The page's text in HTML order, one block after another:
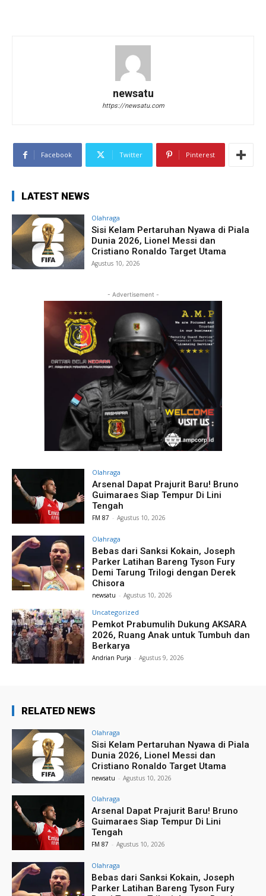
newsatu
https://newsatu.com
Facebook Twitter Pinterest
LATEST NEWS
Olahraga
Sisi Kelam Pertaruhan Nyawa di Piala
Dunia 2026, Lionel Messi dan
Cristiano Ronaldo Target Utama
Agustus 10, 2026
- Advertisement -
Olahraga
Arsenal Dapat Prajurit Baru! Bruno
Guimaraes Siap Tempur Di Lini
Tengah
FM 87 - Agustus 10, 2026
Olahraga
Bebas dari Sanksi Kokain, Joseph
Parker Latihan Bareng Tyson Fury
Demi Tarung Trilogi dengan Derek
Chisora
newsatu - Agustus 10, 2026
Uncategorized
Pemkot Prabumulih Dukung AKSARA
2026, Ruang Anak untuk Tumbuh dan
Berkarya
Andrian Purja - Agustus 9, 2026
RELATED NEWS
Olahraga
Sisi Kelam Pertaruhan Nyawa di Piala
Dunia 2026, Lionel Messi dan
Cristiano Ronaldo Target Utama
newsatu - Agustus 10, 2026
Olahraga
Arsenal Dapat Prajurit Baru! Bruno
Guimaraes Siap Tempur Di Lini
Tengah
FM 87 - Agustus 10, 2026
Olahraga
Bebas dari Sanksi Kokain, Joseph
Parker Latihan Bareng Tyson Fury